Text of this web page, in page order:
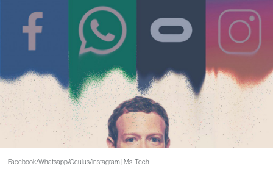
Facebook/Whatsapp/Oculus/Instagram | Ms. Tech